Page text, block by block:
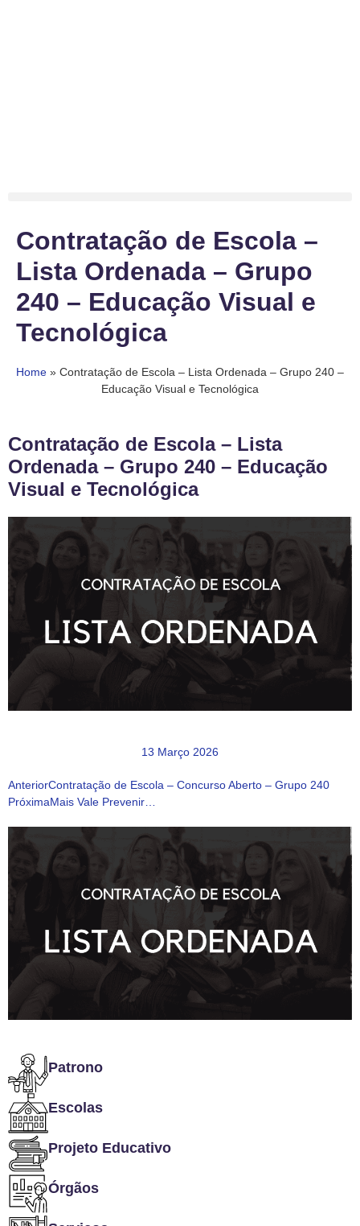
Contratação de Escola –
Lista Ordenada – Grupo
240 – Educação Visual e
Tecnológica
Home » Contratação de Escola – Lista Ordenada – Grupo 240 –
Educação Visual e Tecnológica
Contratação de Escola – Lista
Ordenada – Grupo 240 – Educação
Visual e Tecnológica
13 Março 2026
AnteriorContratação de Escola – Concurso Aberto – Grupo 240
PróximaMais Vale Prevenir…
Patrono
Escolas
Projeto Educativo
Órgãos